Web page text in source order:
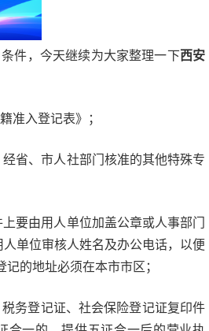
件，今天继续为大家整理一下西安
籍准入登记表》；
省、市人社部门核准的其他特殊专
要由用人单位加盖公章或人事部门
单位审核人姓名及办公电话，以便
的地址必须在本市市区；
务登记证、社会保险登记证复印件